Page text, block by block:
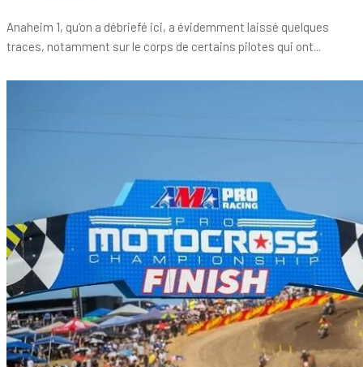
Anaheim 1, qu’on a débriefé ici, a évidemment laissé quelques
traces, notamment sur le corps de certains pilotes qui ont...